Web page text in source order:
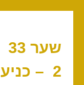
2 – כניעה